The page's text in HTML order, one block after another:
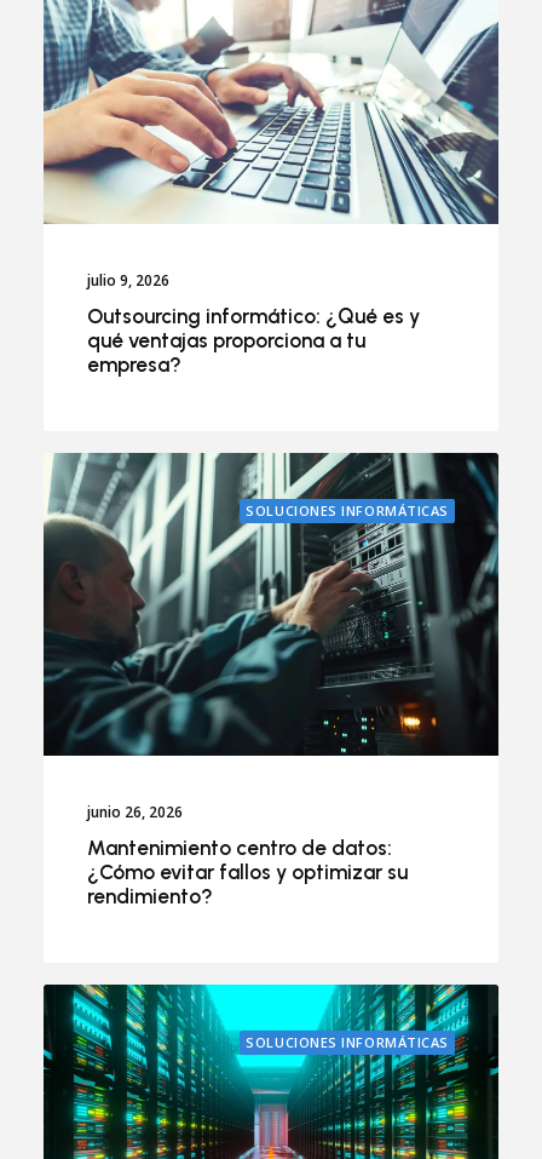
julio 9, 2026
Outsourcing informático: ¿Qué es y
qué ventajas proporciona a tu
empresa?
SOLUCIONES INFORMÁTICAS
junio 26, 2026
Mantenimiento centro de datos:
¿Cómo evitar fallos y optimizar su
rendimiento?
SOLUCIONES INFORMÁTICAS